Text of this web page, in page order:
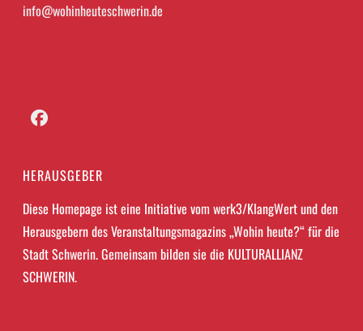
info@wohinheuteschwerin.de
HERAUSGEBER
Diese Homepage ist eine Initiative vom werk3/KlangWert und den
Herausgebern des Veranstaltungsmagazins „Wohin heute?“ für die
Stadt Schwerin. Gemeinsam bilden sie die KULTURALLIANZ
SCHWERIN.